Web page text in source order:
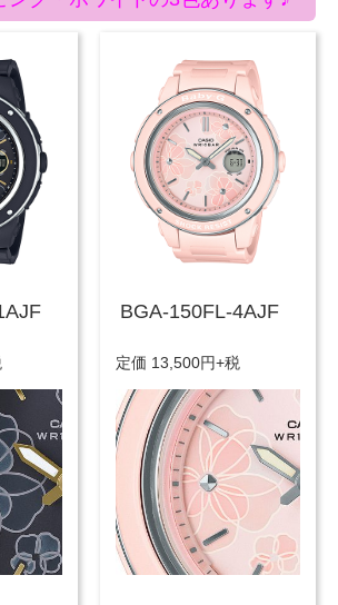
BGA-150FL-4AJF
定価 13,500円+税